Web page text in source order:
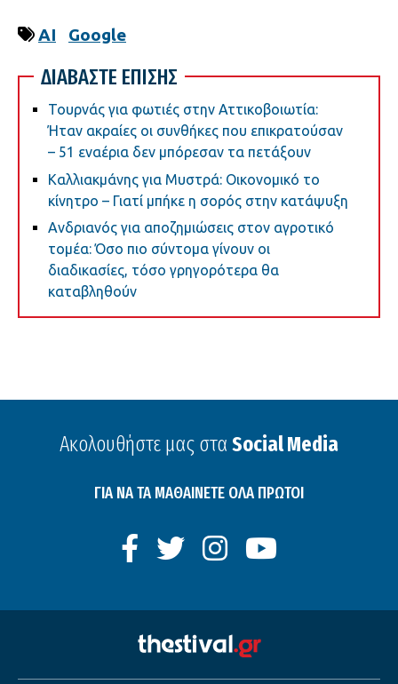
AI Google
ΔΙΑΒΑΣΤΕ ΕΠΙΣΗΣ
Τουρνάς για φωτιές στην Αττικοβοιωτία:
Ήταν ακραίες οι συνθήκες που επικρατούσαν
– 51 εναέρια δεν μπόρεσαν τα πετάξουν
Καλλιακμάνης για Μυστρά: Οικονομικό το
κίνητρο – Γιατί μπήκε η σορός στην κατάψυξη
Ανδριανός για αποζημιώσεις στον αγροτικό
τομέα: Όσο πιο σύντομα γίνουν οι
διαδικασίες, τόσο γρηγορότερα θα
καταβληθούν
Ακολουθήστε μας στα Social Media
ΓΙΑ ΝΑ ΤΑ ΜΑΘΑΙΝΕΤΕ ΟΛΑ ΠΡΩΤΟΙ